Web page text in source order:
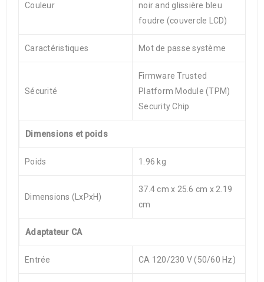
Couleur
noir and glissière bleu
foudre (couvercle LCD)
Caractéristiques Mot de passe système
Sécurité
Firmware Trusted
Platform Module (TPM)
Security Chip
Dimensions et poids
Poids 1.96 kg
Dimensions (LxPxH)
37.4 cm x 25.6 cm x 2.19
cm
Adaptateur CA
Entrée CA 120/230 V (50/60 Hz)